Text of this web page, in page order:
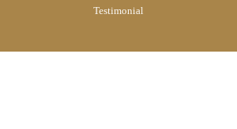
Testimonial